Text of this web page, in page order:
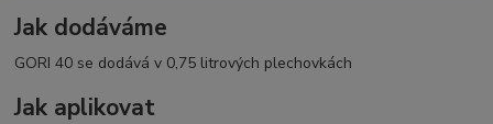
Čištění nástrojů ihned benzinem
Jak dodáváme
GORI 40 se dodává v 0,75 litrových plechovkách
Jak aplikovat